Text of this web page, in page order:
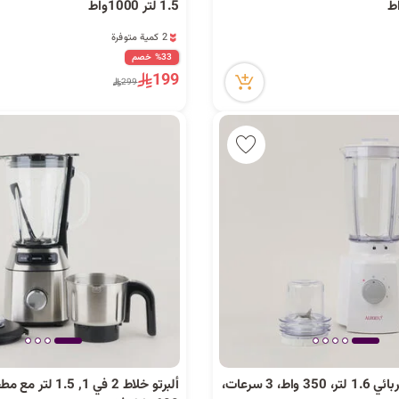
1.5 لتر 1000واط
2 كمية متوفرة
16 مشاهدة مؤخراً
2 كمية متوفرة
16 مشاهدة مؤخراً
%33 خصم
199
299
ألبرتو خلاط كهربائي 1.6 لتر، 350 واط، 3 سرعات،